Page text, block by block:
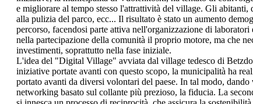
e migliorare al tempo stesso l'attrattività del village. Gli
alla pulizia del parco, ecc... Il risultato è stato un aumento
percorso, facendosi parte attiva nell'organizzazione di
nella partecipazione della comunità il proprio motore, ma che
investimenti, soprattutto nella fase iniziale.
L'idea del "Digital Village" avviata dal village tedesco di
iniziative portate avanti con questo scopo, la municipalità ha
portato avanti da diversi volontari del paese. In tal modo,
networking basato sul collante più prezioso, la fiducia. La